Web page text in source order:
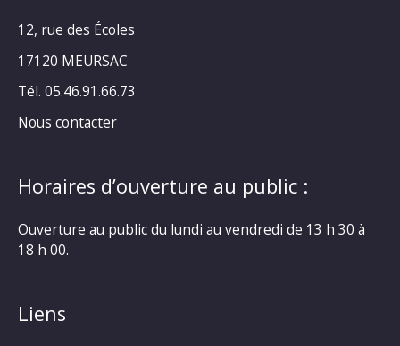
12, rue des Écoles
17120 MEURSAC
Tél. 05.46.91.66.73
Nous contacter
Horaires d’ouverture au public :
Ouverture au public du lundi au vendredi de 13 h 30 à
18 h 00.
Liens